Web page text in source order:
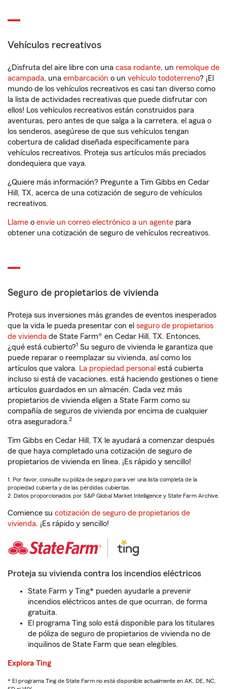
Vehículos recreativos
¿Disfruta del aire libre con una casa rodante, un remolque de
acampada, una embarcación o un vehículo todoterreno? ¡El
mundo de los vehículos recreativos es casi tan diverso como
la lista de actividades recreativas que puede disfrutar con
ellos! Los vehículos recreativos están construidos para
aventuras, pero antes de que salga a la carretera, el agua o
los senderos, asegúrese de que sus vehículos tengan
cobertura de calidad diseñada específicamente para
vehículos recreativos. Proteja sus artículos más preciados
dondequiera que vaya.
¿Quiere más información? Pregunte a Tim Gibbs en Cedar
Hill, TX, acerca de una cotización de seguro de vehículos
recreativos.
Llame o envíe un correo electrónico a un agente para
obtener una cotización de seguro de vehículos recreativos.
Seguro de propietarios de vivienda
Proteja sus inversiones más grandes de eventos inesperados
que la vida le pueda presentar con el seguro de propietarios
de vivienda de State Farm® en Cedar Hill, TX. Entonces,
¿qué está cubierto?1 Su seguro de vivienda le garantiza que
puede reparar o reemplazar su vivienda, así como los
artículos que valora. La propiedad personal está cubierta
incluso si está de vacaciones, está haciendo gestiones o tiene
artículos guardados en un almacén. Cada vez más
propietarios de vivienda eligen a State Farm como su
compañía de seguros de vivienda por encima de cualquier
otra aseguradora.2
Tim Gibbs en Cedar Hill, TX le ayudará a comenzar después
de que haya completado una cotización de seguro de
propietarios de vivienda en línea. ¡Es rápido y sencillo!
1. Por favor, consulte su póliza de seguro para ver una lista completa de la
propiedad cubierta y de las pérdidas cubiertas.
2. Datos proporcionados por S&P Global Market Intelligence y State Farm Archive.
Comience su cotización de seguro de propietarios de
vivienda. ¡Es rápido y sencillo!
Proteja su vivienda contra los incendios eléctricos
State Farm y Ting* pueden ayudarle a prevenir
incendios eléctricos antes de que ocurran, de forma
gratuita.
El programa Ting solo está disponible para los titulares
de póliza de seguro de propietarios de vivienda no de
inquilinos de State Farm que sean elegibles.
Explora Ting
* El programa Ting de State Farm no está disponible actualmente en AK, DE, NC,